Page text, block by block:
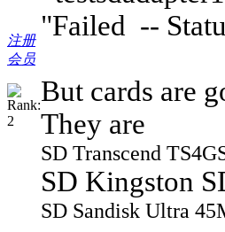
注册
会员
"Failed --
But cards are
They are
SD Transcend
SD Kingston
SD Sandisk Ultra